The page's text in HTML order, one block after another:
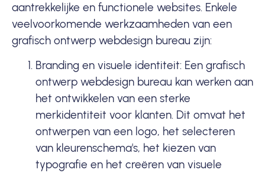
aantrekkelijke en functionele websites. Enkele
veelvoorkomende werkzaamheden van een
grafisch ontwerp webdesign bureau zijn:
Branding en visuele identiteit: Een grafisch
ontwerp webdesign bureau kan werken aan
het ontwikkelen van een sterke
merkidentiteit voor klanten. Dit omvat het
ontwerpen van een logo, het selecteren
van kleurenschema's, het kiezen van
typografie en het creëren van visuele